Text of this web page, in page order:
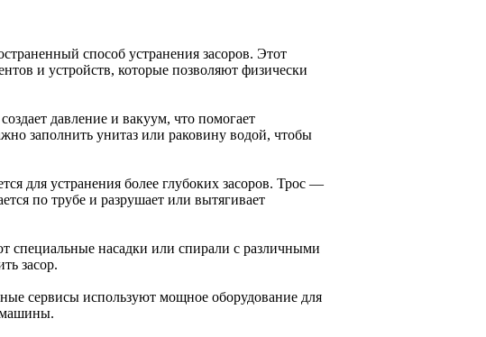
способ устранения засоров. Этот
и устройств, которые позволяют физически
давление и вакуум, что помогает
заполнить унитаз или раковину водой, чтобы
для устранения более глубоких засоров. Трос —
по трубе и разрушает или вытягивает
специальные насадки или спирали с различными
засор.
сервисы используют мощное оборудование для
машины.